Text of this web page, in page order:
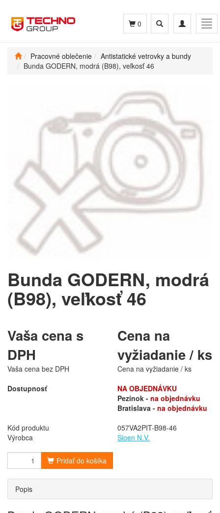
Toggle
navigation
Toggle
search
0
Pracovné oblečenie
Antistatické vetrovky a bundy
Bunda GODERN, modrá (B98), veľkosť 46
Bunda GODERN, modrá
(B98), veľkosť 46
Vaša cena s
DPH
Cena na
vyžiadanie / ks
Vaša cena bez DPH
Cena na vyžiadanie / ks
Dostupnosť
NA OBJEDNÁVKU
Pezinok - na objednávku
Bratislava - na objednávku
Kód produktu
057VA2PIT-B98-46
Výrobca
Sioen N.V.
Pridať do košíka
Popis